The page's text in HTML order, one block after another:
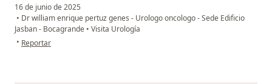
16 de junio de 2025
• Dr william enrique pertuz genes - Urologo oncologo - Sede Edificio
Jasban - Bocagrande • Visita Urología
• en opinión del usuario Neil sierra uribe
Reportar